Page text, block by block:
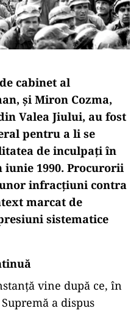
cabinet al
și Miron Cozma,
Valea Jiului, au fost
pentru a li se
de inculpați în
1990. Procurorii
infracțiuni contra
marcat de
sistematice
vine după ce, în
a dispus